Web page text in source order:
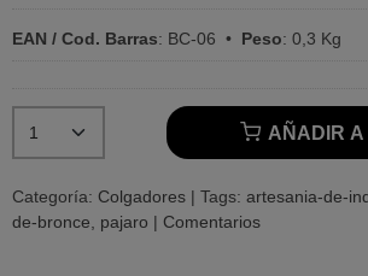
EAN / Cod. Barras: BC-06 • Peso: 0,3 Kg
AÑADIR
Categoría: Colgadores | Tags: artesania-de-
de-bronce
pajaro | Comentarios